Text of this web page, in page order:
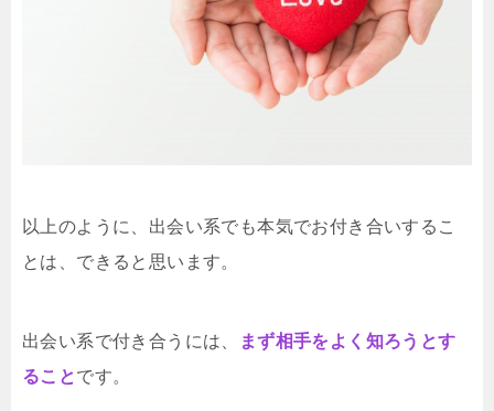
以上のように、出会い系でも本気でお付き合いするこ
とは、できると思います。
出会い系で付き合うには、
まず相手をよく知ろうとす
ることです。